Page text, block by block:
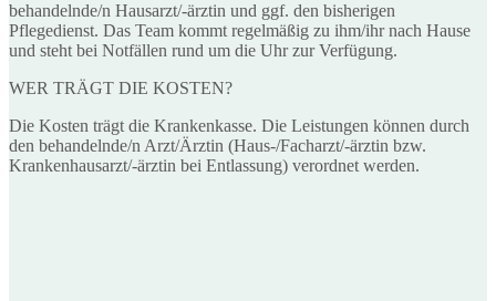
behandelnde/n Hausarzt/-ärztin und ggf. den bisherigen
Pflegedienst. Das Team kommt regelmäßig zu ihm/ihr nach Hause
und steht bei Notfällen rund um die Uhr zur Verfügung.
WER TRÄGT DIE KOSTEN?
Die Kosten trägt die Krankenkasse. Die Leistungen können durch
den behandelnde/n Arzt/Ärztin (Haus-/Facharzt/-ärztin bzw.
Krankenhausarzt/-ärztin bei Entlassung) verordnet werden.